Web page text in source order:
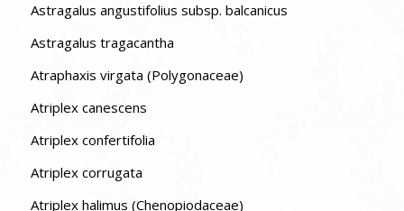
Astragalus angustifolius subsp. balcanicus
Astragalus tragacantha
Atraphaxis virgata (Polygonaceae)
Atriplex canescens
Atriplex confertifolia
Atriplex corrugata
Atriplex halimus (Chenopiodaceae)